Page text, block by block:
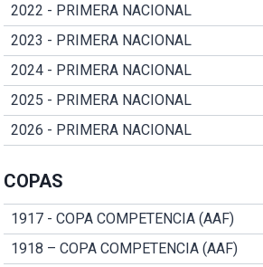
2022 - PRIMERA NACIONAL
2023 - PRIMERA NACIONAL
2024 - PRIMERA NACIONAL
2025 - PRIMERA NACIONAL
2026 - PRIMERA NACIONAL
COPAS
1917 - COPA COMPETENCIA (AAF)
1918 – COPA COMPETENCIA (AAF)